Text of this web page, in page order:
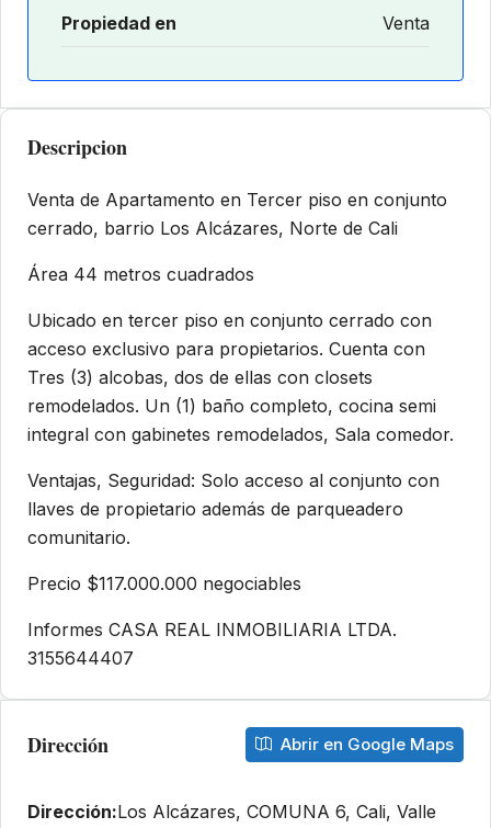
Propiedad en Venta
Descripcion
Venta de Apartamento en Tercer piso en conjunto
cerrado, barrio Los Alcázares, Norte de Cali
Área 44 metros cuadrados
Ubicado en tercer piso en conjunto cerrado con
acceso exclusivo para propietarios. Cuenta con
Tres (3) alcobas, dos de ellas con closets
remodelados. Un (1) baño completo, cocina semi
integral con gabinetes remodelados, Sala comedor.
Ventajas, Seguridad: Solo acceso al conjunto con
llaves de propietario además de parqueadero
comunitario.
Precio $117.000.000 negociables
Informes CASA REAL INMOBILIARIA LTDA.
3155644407
Dirección Abrir en Google Maps
Dirección:Los Alcázares, COMUNA 6, Cali, Valle